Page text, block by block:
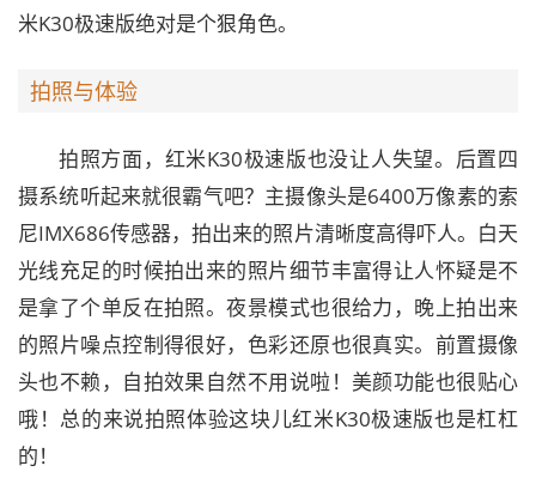
米K30极速版绝对是个狠角色。
拍照与体验
拍照方面，红米K30极速版也没让人失望。后置四
摄系统听起来就很霸气吧？主摄像头是6400万像素的索
尼IMX686传感器，拍出来的照片清晰度高得吓人。白天
光线充足的时候拍出来的照片细节丰富得让人怀疑是不
是拿了个单反在拍照。夜景模式也很给力，晚上拍出来
的照片噪点控制得很好，色彩还原也很真实。前置摄像
头也不赖，自拍效果自然不用说啦！美颜功能也很贴心
哦！总的来说拍照体验这块儿红米K30极速版也是杠杠
的！